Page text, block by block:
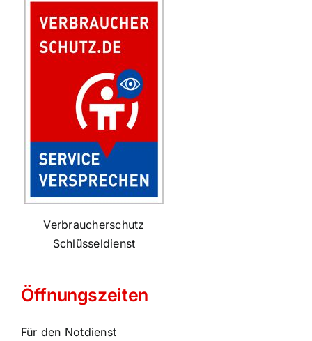
Verbraucherschutz
Schlüsseldienst
Öffnungszeiten
Für den Notdienst